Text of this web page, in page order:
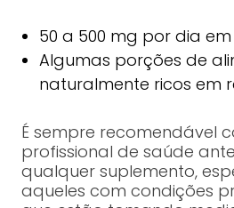
50 a 500 mg por dia
Algumas porções de
naturalmente ricos em
É sempre recomendável
profissional de saúde
qualquer suplemento,
aqueles com condições